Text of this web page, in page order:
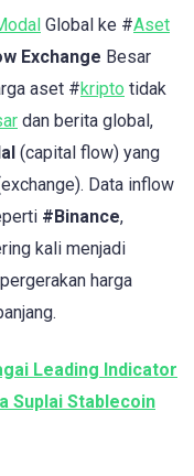
Global ke #Aset
Exchange Besar
aset #kripto tidak
dan berita global,
(capital flow) yang
Data inflow
#Binance,
kali menjadi
harga
Leading Indicator
Suplai Stablecoin